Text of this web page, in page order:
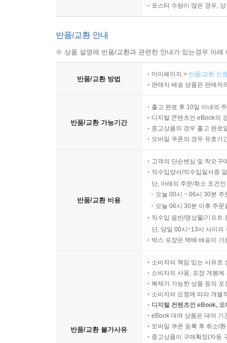
포스터 수량이 많은 경우,
반품/교환 안내
※ 상품 설명에 반품/교환과 관련한 안내가 있는경우 아
반품/교환 방법
마이페이지 > 반품/교환 신
판매자 배송 상품은 판매자
반품/교환 가능기간
출고 완료 후 10일 이내의
디지털 콘텐츠인 eBook의
중고상품의 경우 출고 완료
모바일 쿠폰의 경우 유효기
반품/교환 비용
고객의 단순변심 및 착오구
직수입양서/직수입일서중
단, 아래의 주문/취소 조건
오늘 00시 ~ 06시 30분
오늘 06시 30분 이후 주
직수입 음반/영상물/기프트
단, 당일 00시~13시 사이의
박스 포장은 택배 배송이
반품/교환 불가사유
소비자의 책임 있는 사유로
소비자의 사용, 포장 개봉
복제가 가능한 상품 등의
소비자의 요청에 따라 개별
디지털 컨텐츠인 eBook,
eBook 대여 상품은 대여 기
모바일 쿠폰 등록 후 취소/
중고상품이 구매확정(자동